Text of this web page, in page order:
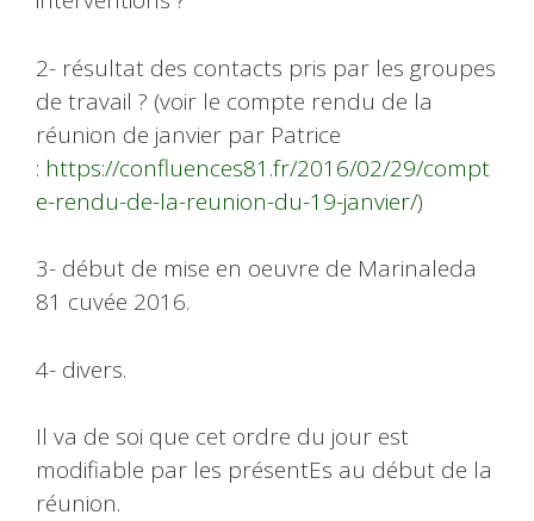
2- résultat des contacts pris par les groupes
de travail ? (voir le compte rendu de la
réunion de janvier par Patrice
: https://confluences81.fr/2016/02/29/compt
e-rendu-de-la-reunion-du-19-janvier/)
3- début de mise en oeuvre de Marinaleda
81 cuvée 2016.
4- divers.
Il va de soi que cet ordre du jour est
modifiable par les présentEs au début de la
réunion.